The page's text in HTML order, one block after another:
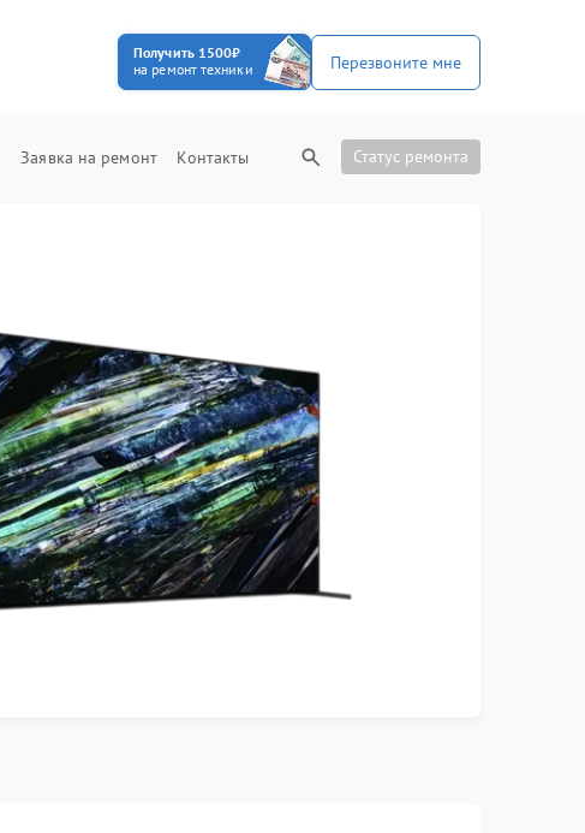
Получить 1500₽
на ремонт техники
Перезвоните мне
Заявка на ремонт Контакты Статус ремонта